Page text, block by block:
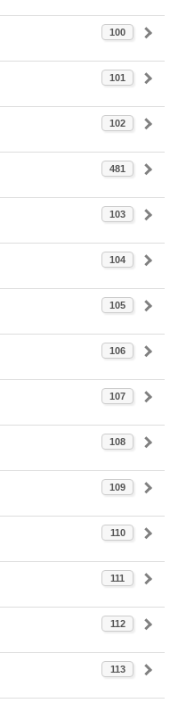
100
101
102
481
103
104
105
106
107
108
109
110
111
112
113